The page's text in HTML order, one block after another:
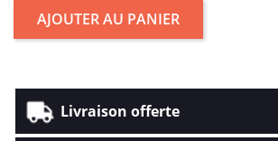
AJOUTER AU PANIER
Livraison offerte